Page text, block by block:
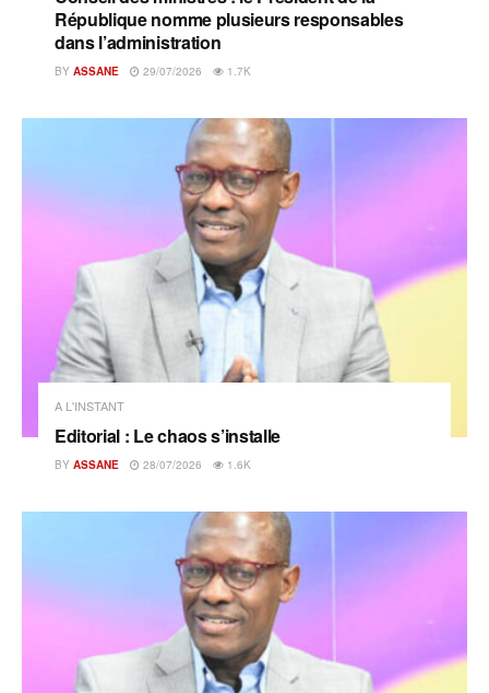
République nomme plusieurs responsables
dans l’administration
BY ASSANE 29/07/2026 1.7K
A L'INSTANT
Editorial : Le chaos s’installe
BY ASSANE 28/07/2026 1.6K